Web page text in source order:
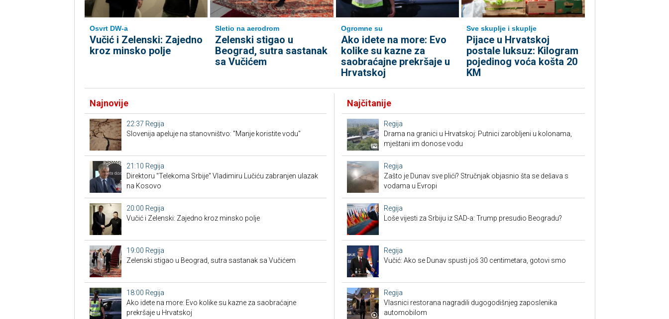
Osvrt DW-a
Vučić i Zelenski: Zajedno
kroz minsko polje
Sletio na aerodrom
Zelenski stigao u
Beograd, sutra sastanak
sa Vučićem
Ogromne su
Ako idete na more: Evo
kolike su kazne za
saobraćajne prekršaje u
Hrvatskoj
Sve skuplje i skuplje
Pijace u Hrvatskoj
postale luksuz: Kilogram
pojedinog voća košta 20
KM
Najnovije
22:37 Regija
Slovenija apeluje na stanovništvo: "Manje koristite vodu"
21:10 Regija
Direktoru "Telekoma Srbije" Vladimiru Lučiću zabranjen ulazak
na Kosovo
20:00 Regija
Vučić i Zelenski: Zajedno kroz minsko polje
19:00 Regija
Zelenski stigao u Beograd, sutra sastanak sa Vučićem
18:00 Regija
Ako idete na more: Evo kolike su kazne za saobraćajne
prekršaje u Hrvatskoj
Najčitanije
Regija
Drama na granici u Hrvatskoj: Putnici zarobljeni u kolonama,
mještani im donose vodu
Regija
Zašto je Dunav sve plići? Stručnjak objasnio šta se dešava s
vodama u Evropi
Regija
Loše vijesti za Srbiju iz SAD-a: Trump presudio Beogradu?
Regija
Vučić: Ako se Dunav spusti još 30 centimetara, gotovi smo
Regija
Vlasnici restorana nagradili dugogodišnjeg zaposlenika
automobilom